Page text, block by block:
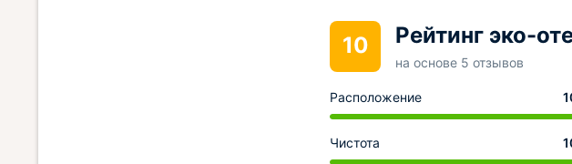
10 Рейтинг эко-
на основе 5 отзывов
Расположение
Чистота